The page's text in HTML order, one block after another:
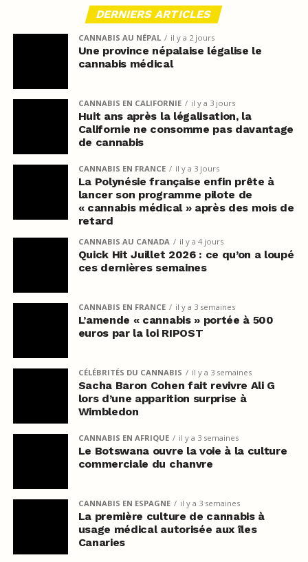
DERNIERS ARTICLES
CANNABIS AU NÉPAL il y a 2 jours
Une province népalaise légalise le
cannabis médical
CANNABIS EN CALIFORNIE il y a 3 jours
Huit ans après la légalisation, la
Californie ne consomme pas davantage
de cannabis
CANNABIS EN FRANCE il y a 3 jours
La Polynésie française enfin prête à
lancer son programme pilote de
« cannabis médical » après des mois de
retard
CANNABIS AU CANADA il y a 4 jours
Quick Hit Juillet 2026 : ce qu’on a loupé
ces dernières semaines
CANNABIS EN FRANCE il y a 3 semaines
L’amende « cannabis » portée à 500
euros par la loi RIPOST
CÉLÉBRITÉS DU CANNABIS il y a 3 semaines
Sacha Baron Cohen fait revivre Ali G
lors d’une apparition surprise à
Wimbledon
CANNABIS EN AFRIQUE il y a 3 semaines
Le Botswana ouvre la voie à la culture
commerciale du chanvre
CANNABIS EN ESPAGNE il y a 3 semaines
La première culture de cannabis à
usage médical autorisée aux îles
Canaries